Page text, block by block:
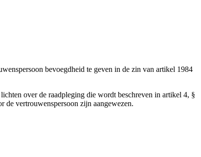
bevoegdheid te geven in de zin van artikel 1984
over de raadpleging die wordt beschreven in artikel 4, §
de vertrouwenspersoon zijn aangewezen.